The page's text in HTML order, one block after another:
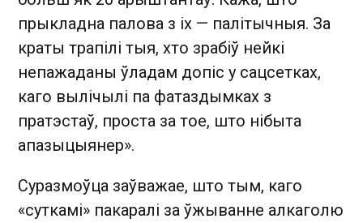
прыкладна палова з іх — палітычныя. За
краты трапілі тыя, хто зрабіў нейкі
непажаданы ўладам допіс у сацсетках,
каго вылічылі па фатаздымках з
пратэстаў, проста за тое, што нібыта
апазыцыянер».
Суразмоўца заўважае, што тым, каго
«суткамі» пакаралі за ўжыванне алкаголю